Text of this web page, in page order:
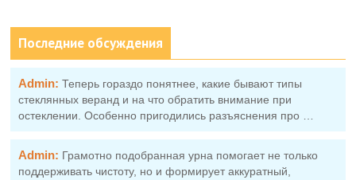
Последние обсуждения
Admin: Теперь гораздо понятнее, какие бывают типы
стеклянных веранд и на что обратить внимание при
остеклении. Особенно пригодились разъяснения про …
Admin: Грамотно подобранная урна помогает не только
поддерживать чистоту, но и формирует аккуратный,